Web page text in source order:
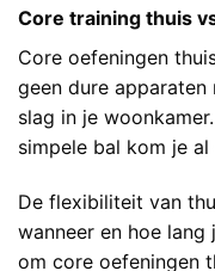
Core training thuis
Core oefeningen
geen dure
slag in je
simpele bal kom je al
De flexibiliteit van
wanneer en hoe
om core oefeningen